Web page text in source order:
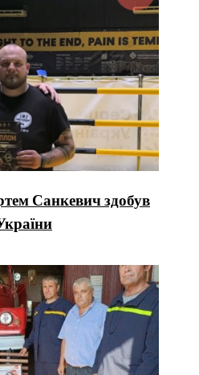
Санкевич здобув